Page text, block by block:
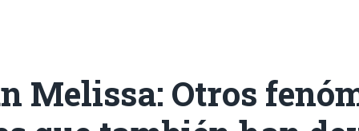
Melissa: Otros